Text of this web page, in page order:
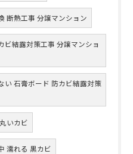
断熱工事 分譲マンション
ビ結露対策工事 分譲マンショ
い 石膏ボード 防カビ結露対策
いカビ
濡れる 黒カビ